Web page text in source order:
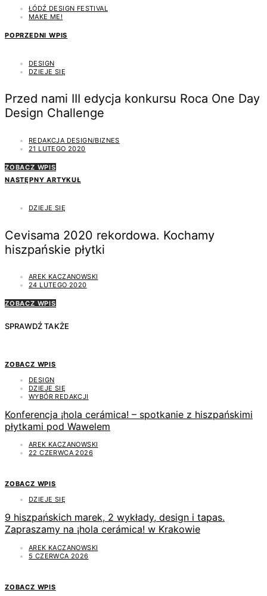
ŁÓDŹ DESIGN FESTIVAL
MAKE ME!
POPRZEDNI WPIS
DESIGN
DZIEJE SIĘ
Przed nami III edycja konkursu Roca One Day
Design Challenge
REDAKCJA DESIGN/BIZNES
21 LUTEGO 2020
ZOBACZ WPIS
NASTĘPNY ARTYKUŁ
DZIEJE SIĘ
Cevisama 2020 rekordowa. Kochamy
hiszpańskie płytki
AREK KACZANOWSKI
24 LUTEGO 2020
ZOBACZ WPIS
SPRAWDŹ TAKŻE
ZOBACZ WPIS
DESIGN
DZIEJE SIĘ
WYBÓR REDAKCJI
Konferencja ¡hola cerámica! – spotkanie z hiszpańskimi
płytkami pod Wawelem
AREK KACZANOWSKI
22 CZERWCA 2026
ZOBACZ WPIS
DZIEJE SIĘ
9 hiszpańskich marek, 2 wykłady, design i tapas.
Zapraszamy na ¡hola cerámica! w Krakowie
AREK KACZANOWSKI
5 CZERWCA 2026
ZOBACZ WPIS